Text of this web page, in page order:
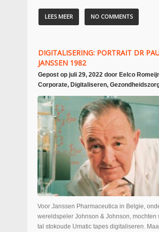
LEES MEER NO COMMENTS
DIGITALISERING: PORTRAIT DR
JANSSEN 1982
Gepost op juli 29, 2022 door Eelco
Corporate, Digitaliseren,
Voor Janssen Pharmaceutica in Belgie,
wereldspeler Johnson & Johnson, mochten
tal stokoude Umatic tapes digitaliseren.